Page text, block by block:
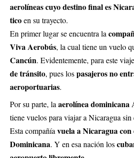
aerolíneas cuyo destino final es
ticoen su trayecto.
En primer lugar se encuentra la
Viva Aerobús, la cual tiene un vuelo
Cancún. Evidentemente, para este viaje
de tránsito, pues lospasajeros no
aeroportuarias.
Por su parte, laaerolínea
tiene vuelos para viajar a Nicaragua sin
Esta compañíavuela a Nicaragua
Dominicana. Y en esa nación los